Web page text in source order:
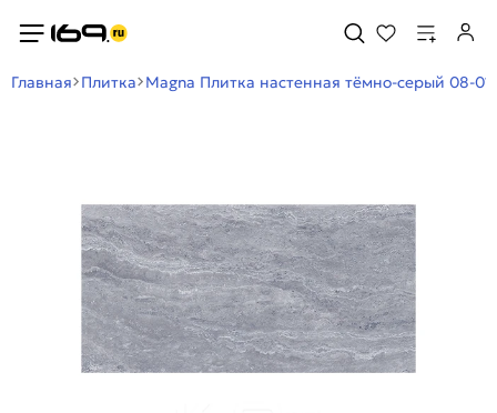
Главная Плитка Magna Плитка настенная тёмно-серый 08-